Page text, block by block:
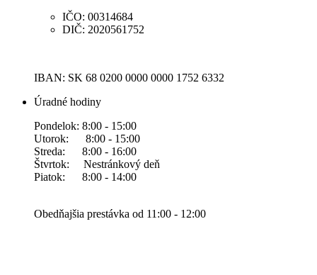
IČO: 00314684
DIČ: 2020561752
IBAN: SK 68 0200 0000 0000 1752 6332
Úradné hodiny
Pondelok: 8:00 - 15:00
Utorok: 8:00 - 15:00
Streda: 8:00 - 16:00
Štvrtok: Nestránkový deň
Piatok: 8:00 - 14:00
Obedňajšia prestávka od 11:00 - 12:00